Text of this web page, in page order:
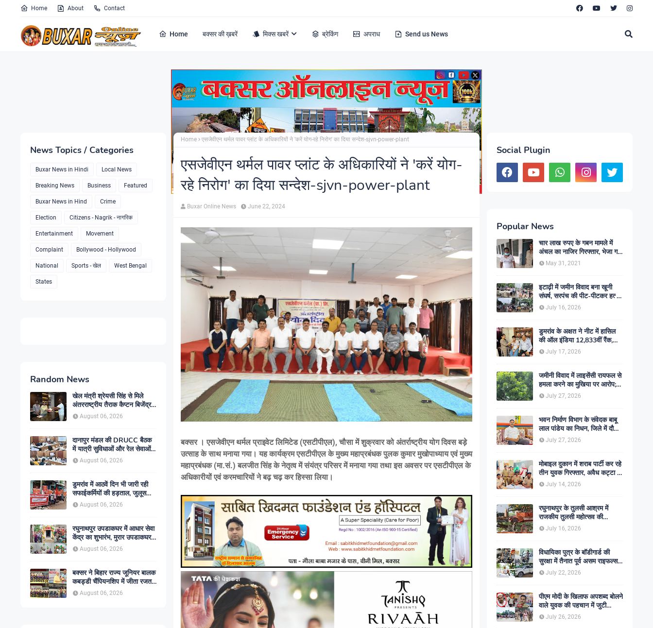
Home About Contact
Home बक्सर की ख़बरें मिक्स खबरें ब्रेकिंग अपराध Send us News
News Topics / Categories
Buxar News in Hindi Local News
Breaking News Business Featured
Buxar News in Hind Crime
Election Citizens - Nagrik - नागरिक
Entertainment Movement
Complaint Bollywood - Hollywood
National Sports - खेल West Bengal
States
Random News
खेल मंत्री श्रेयसी सिंह से मिले
अंतरराष्ट्रीय तैराक कैप्टन बिजेंद्र
सिंह, गोकुल जलाशय में तैराकी
प्रशिक्षण केंद्र शुरू करने की उठाई
August 06, 2026
दानापुर मंडल की DRUCC बैठक
में यात्री सुविधाओं और रेल सेवाओं
के विस्तार पर मंथन, अधिकारियों को
दिए गए आवश्यक निर्देश
August 06, 2026
डुमरांव में आठवें दिन भी जारी रही
सफाईकर्मियों की हड़ताल, जुलूस
निकाल सरकार के खिलाफ किया
प्रदर्शन
August 06, 2026
रघुनाथपुर उपडाकघर में आधार सेवा
केंद्र का शुभारंभ, मुरार उपडाकघर
नए भवन में हुआ स्थानांतरित
August 06, 2026
बक्सर ने बिहार राज्य जूनियर बालक
कबड्डी चैंपियनशिप में जीता रजत
पदक, रोमांचक फाइनल में सारण से
49-45 से हारा
August 06, 2026
Home एसजेवीएन थर्मल पावर प्लांट के अधिकारियों ने 'करें योग-रहे निरोग' का दिया सन्देश-sjvn-power-plant
एसजेवीएन थर्मल पावर प्लांट के अधिकारियों ने 'करें योग-
रहे निरोग' का दिया सन्देश-sjvn-power-plant
Buxar Online News June 22, 2024
बक्सर । एसजेवीएन थर्मल प्राइवेट लिमिटेड (एसटीपीएल), चौसा में शुक्रवार को अंतर्राष्ट्रीय योग दिवस बड़े
उत्साह के साथ मनाया गया। यह कार्यक्रम एसटीपीएल के मुख्य महाप्रबंधक पुलक कुमार मुखोपाध्याय एवं मुख्य
महाप्रबंधक (मा.सं.) बलजीत सिंह के नेतृत्व में संयंत्र परिसर में मनाया गया तथा इस अवसर पर एसटीपीएल के
अधिकारीयों एवं करमचारियों ने बढ़ चढ़ कर हिस्सा लिया।
Social Plugin
Popular News
चार लाख रुपए के गबन मामले में
अंचल का नाजिर गिरफ्तार, भेजा गया
जेल- sent jail
May 31, 2021
इटाढ़ी में जमीन विवाद बना खूनी
संघर्ष, सरपंच की पीट-पीटकर हत्या;
दो बेटे घायल, सड़क जाम
July 16, 2026
डुमरांव के अक्षत ने नीट में हासिल
की ऑल इंडिया 12,833वीं रैंक,
ऑनलाइन पढ़ाई से रचा सफलता का
इतिहास
July 17, 2026
जमीनी विवाद में लाइसेंसी रायफल से
हमला करने का मुखिया पर आरोप;
मामले की जांच में जुटी पुलिस
July 27, 2026
भवन निर्माण विभाग के संवेदक बाबू
लाल पांडेय का निधन, जिले में दौड़ी
शोक की लहर
July 27, 2026
मोबाइल दुकान में शराब पार्टी कर रहे
तीन युवक गिरफ्तार, अवैध कट्टा व
कारतूस बरामद
July 14, 2026
रघुनाथपुर के तुलसी आश्रम में
राजकीय तुलसी महोत्सव की
अनुशंसा, बीडीओ ने भेजी
सकारात्मक रिपोर्ट
July 16, 2026
विधायिका पुत्र के बॉडीगार्ड की
सुरक्षा में तैनात पूर्व असम राइफल्स
जवान की गोली मारकर हत्या,
सहकर्मी अंगरक्षक गिरफ्तार
July 22, 2026
पीएम मोदी के खिलाफ अपशब्द बोलने
वाले युवक की पहचान में जुटी
पुलिस, बक्सर एसपी ने दिए सख्त
कार्रवाई के संकेत
July 26, 2026